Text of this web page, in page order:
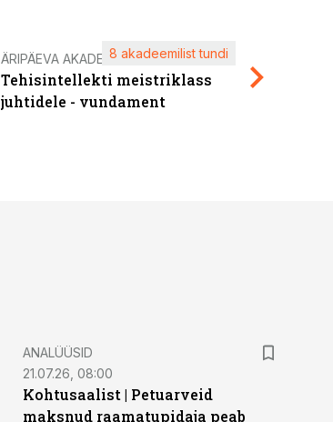
ÄRIPÄEVA AKADEEMIA
Tehisintellekti meistriklass
juhtidele - vundament
8 akadeemilist tundi
ANALÜÜSID
21.07.26, 08:00
Kohtusaalist | Petuarveid
maksnud raamatupidaja peab